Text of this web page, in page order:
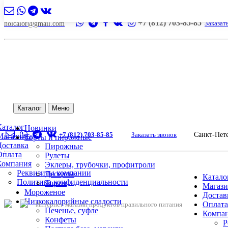
nolcalor@gmail.com +7 (812) 703-85-85
Каталог Меню
Реквизиты компании
Политика конфиденциальности
Новинки
Торты и пирожные
Пирожные
Рулеты
Эклеры, трубочки, профитроли
Десерты
Торты
Мороженое
Низкокалорийные сладости
Печенье, суфле
Конфеты
+7 (812) 703-85-85 Заказать звонок Санкт-
Интернет-магазин продуктов правильного питания
Оплата